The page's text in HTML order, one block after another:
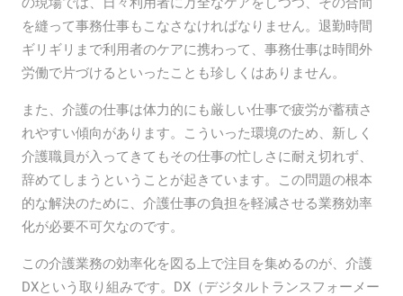
を縫って事務仕事もこなさなければなりません。退勤時間
ギリギリまで利用者のケアに携わって、事務仕事は時間外
労働で片づけるといったことも珍しくはありません。
また、介護の仕事は体力的にも厳しい仕事で疲労が蓄積さ
れやすい傾向があります。こういった環境のため、新しく
介護職員が入ってきてもその仕事の忙しさに耐え切れず、
辞めてしまうということが起きています。この問題の根本
的な解決のために、介護仕事の負担を軽減させる業務効率
化が必要不可欠なのです。
この介護業務の効率化を図る上で注目を集めるのが、介護
DXという取り組みです。DX（デジタルトランスフォーメー